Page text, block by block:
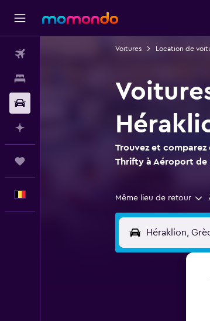
Voitures Location de
Trouvez et
Thrifty à Aéroport de
Même lieu de retour